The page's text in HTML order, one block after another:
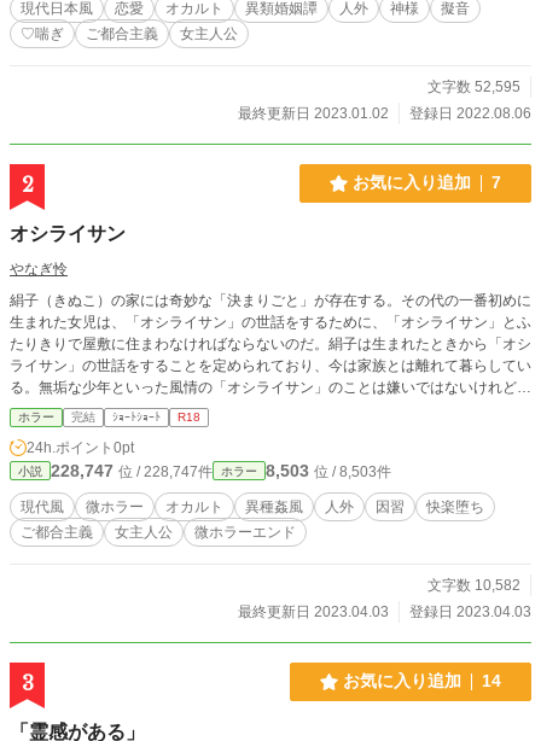
現代日本風 恋愛 オカルト 異類婚姻譚 人外 神様
擬音
♡喘ぎ
ご都合主義 女主人公
文字数 52,595
最終更新日 2023.01.02
登録日 2022.08.06
2 お気に入り追加 7
オシライサン
やなぎ怜
絹子（きぬこ）の家には奇妙な「決まりごと」が存在する。その代の一番初めに
生まれた女児は、「オシライサン」の世話をするために、「オシライサン」とふ
たりきりで屋敷に住まわなければならないのだ。絹子は生まれたときから「オシ
ライサン」の世話をすることを定められており、今は家族とは離れて暮らしてい
る。無垢な少年といった風情の「オシライサン」のことは嫌いではないけれど、
家の「決まりごと」は変だと思う――。けれども子供の絹子にはなにも出来はし
ない。初潮を迎えてすぐの課外学習で山に訪れてからというもの、絹子は奇妙な
夢を見始める。それが契機になることを、絹子はまだ知らない。 ※「オシライ
サン」以外との性的表現・冒頭生理の描写あり。
ホラー 完結 ｼｮｰﾄｼｮｰﾄ R18
24h.ポイント 0pt
小説 228,747 位 / 228,747件 ホラー 8,503 位 / 8,503件
現代風 微ホラー オカルト 異種姦風 人外 因習
快楽堕ち
ご都合主義
女主人公 微ホラーエンド
文字数 10,582
最終更新日 2023.04.03
登録日 2023.04.03
3 お気に入り追加 14
「霊感がある」